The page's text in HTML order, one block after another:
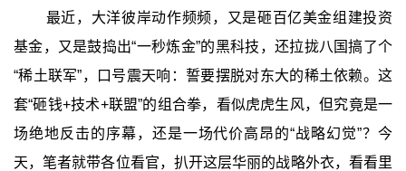
最近，大洋彼岸动作频频，又是砸百亿美金组建投资
基金，又是鼓捣出“一秒炼金”的黑科技，还拉拢八国搞了个
“稀土联军”，口号震天响：誓要摆脱对东大的稀土依赖。这
套“砸钱+技术+联盟”的组合拳，看似虎虎生风，但究竟是一
场绝地反击的序幕，还是一场代价高昂的“战略幻觉”？今
天，笔者就带各位看官，扒开这层华丽的战略外衣，看看里